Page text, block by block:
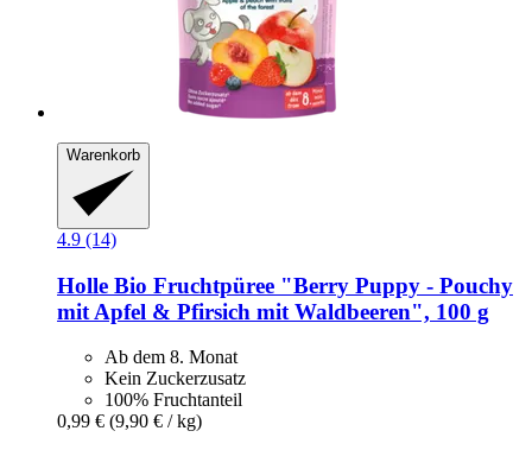
Warenkorb
4.9 (14)
Holle Bio Fruchtpüree "Berry Puppy -​ Pouchy
mit Apfel & Pfirsich mit Waldbeeren", 100 g
Ab dem 8. Monat
Kein Zuckerzusatz
100% Fruchtanteil
0,99 € (9,90 € / kg)